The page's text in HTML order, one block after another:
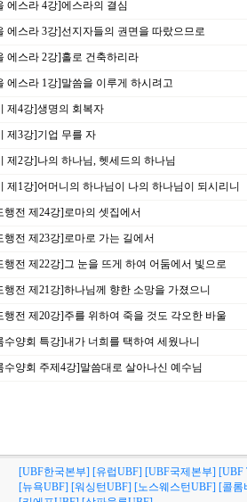
에스라 4강]에스라의 결심
에스라 3강]선지자들의 권면을 따랐으므로
에스라 2강]홀로 건축하리라
에스라 1강]말씀을 이루게 하시려고
제4강]생명의 회복자
제3강]기업 무를 자
제2강]나의 하나님, 헷세드의 하나님
제1강]어머니의 하나님이 나의 하나님이 되시리니
행전 제24강]로마의 셋집에서
행전 제23강]로마로 가는 길에서
행전 제22강]그 눈을 뜨게 하여 어둠에서 빛으로
행전 제21강]하나님께 향한 소망을 가졌으니
행전 제20강]주를 위하여 죽을 것도 각오한 바울
수양회 특강]내가 너희를 택하여 세웠나니
수양회 주제4강]말씀대로 살아나신 예수님
[UBF한국본부] [유럽UBF] [UBF국제본부] [UBF
[뉴욕UBF] [워싱턴UBF] [노스웨스턴UBF] [콜롬